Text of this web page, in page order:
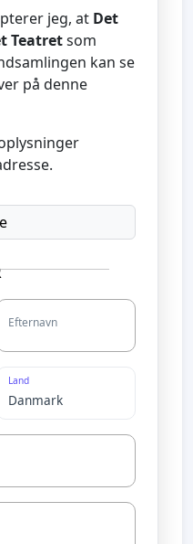
jeg, at Det
Teatretsom
kan se
på denne
Efternavn
Land